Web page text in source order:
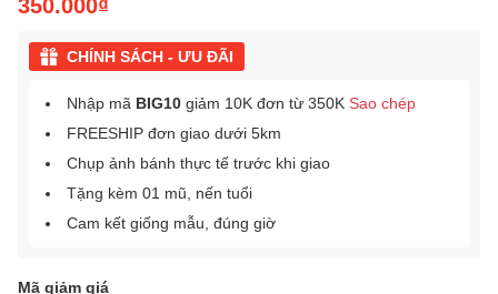
350.000₫
CHÍNH SÁCH - ƯU ĐÃI
Nhập mã BIG10 giảm 10K đơn từ 350K Sao chép
FREESHIP đơn giao dưới 5km
Chụp ảnh bánh thực tế trước khi giao
Tặng kèm 01 mũ, nến tuổi
Cam kết giống mẫu, đúng giờ
Mã giảm giá